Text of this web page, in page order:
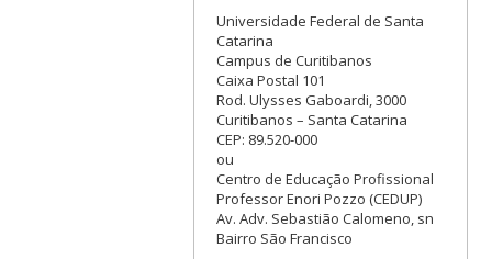
Universidade Federal de Santa
Catarina
Campus de Curitibanos
Caixa Postal 101
Rod. Ulysses Gaboardi, 3000
Curitibanos – Santa Catarina
CEP: 89.520-000
ou
Centro de Educação Profissional
Professor Enori Pozzo (CEDUP)
Av. Adv. Sebastião Calomeno, sn
Bairro São Francisco